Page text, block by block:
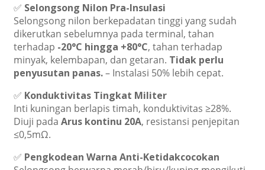
✅ Selongsong Nilon Pra-Insulasi
Selongsong nilon berkepadatan tinggi yang sudah
dikerutkan sebelumnya pada terminal, tahan
terhadap -20°C hingga +80°C, tahan terhadap
minyak, kelembapan, dan getaran. Tidak perlu
penyusutan panas.– Instalasi 50% lebih cepat.
✅ Konduktivitas Tingkat Militer
Inti kuningan berlapis timah, konduktivitas ≥28%.
Diuji pada Arus kontinu 20A, resistansi penjepitan
≤0,5mΩ.
✅ Pengkodean Warna Anti-Ketidakcocokan